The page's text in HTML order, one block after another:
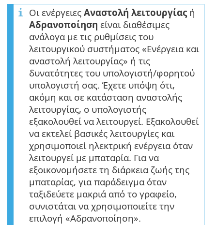
Οι ενέργειες Αναστολή λειτουργίας ή
Αδρανοποίηση είναι διαθέσιμες
ανάλογα με τις ρυθμίσεις του
λειτουργικού συστήματος «Ενέργεια και
αναστολή λειτουργίας» ή τις
δυνατότητες του υπολογιστή/φορητού
υπολογιστή σας. Έχετε υπόψη ότι,
ακόμη και σε κατάσταση αναστολής
λειτουργίας, ο υπολογιστής
εξακολουθεί να λειτουργεί. Εξακολουθεί
να εκτελεί βασικές λειτουργίες και
χρησιμοποιεί ηλεκτρική ενέργεια όταν
λειτουργεί με μπαταρία. Για να
εξοικονομήσετε τη διάρκεια ζωής της
μπαταρίας, για παράδειγμα όταν
ταξιδεύετε μακριά από το γραφείο,
συνιστάται να χρησιμοποιείτε την
επιλογή «Αδρανοποίηση».